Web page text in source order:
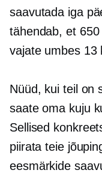
saavutada iga
tähendab, et
vajate umbes 13
Nüüd, kui teil on
saate oma kuju
Sellised
piirata teie
eesmärkide